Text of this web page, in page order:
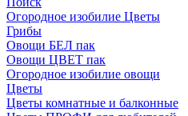
Огородное изобилие Цветы
Грибы
Овощи БЕЛ пак
Овощи ЦВЕТ пак
Огородное изобилие овощи
Цветы
Цветы комнатные и балконные